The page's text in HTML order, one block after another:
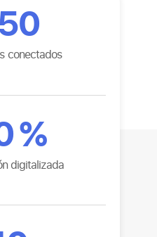
conectados
%
digitalizada